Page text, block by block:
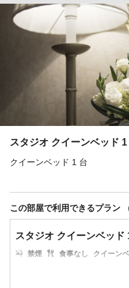
スタジオ クイーンベッド
クイーンベッド 1 台
この部屋で利用できるプラン
スタジオ クイーンベッド
禁煙 食事なし
クイーン